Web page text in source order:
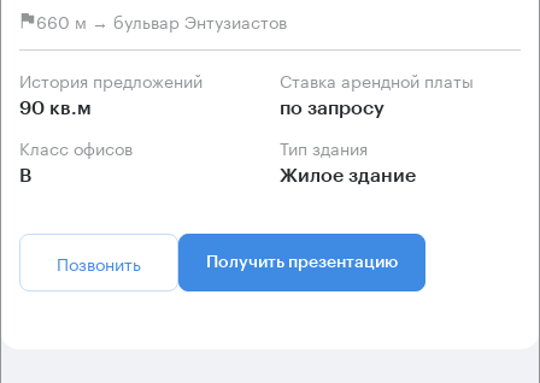
660 м → бульвар Энтузиастов
История предложений
90 кв.м
Ставка арендной платы
по запросу
Класс офисов
B
Тип здания
Жилое здание
Позвонить Получить презентацию